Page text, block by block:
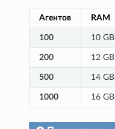
Агентов RAM
100 10 GB
200 12 GB
500 14 GB
1000 16 GB